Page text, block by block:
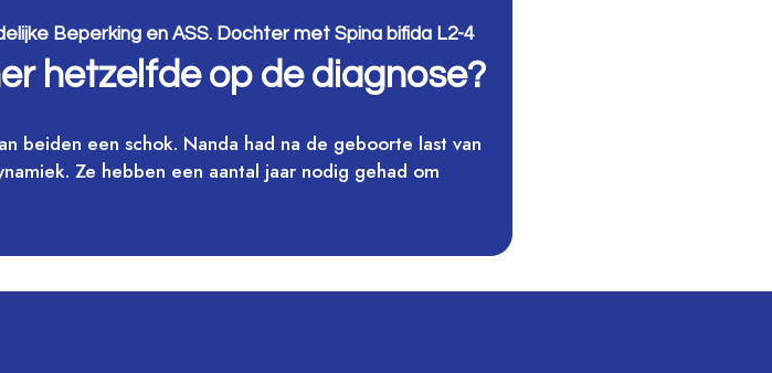
Beperking en ASS. Dochter met Spina bifida L2-4
hetzelfde op de diagnose?
beiden een schok. Nanda had na de geboorte last van
Ze hebben een aantal jaar nodig gehad om